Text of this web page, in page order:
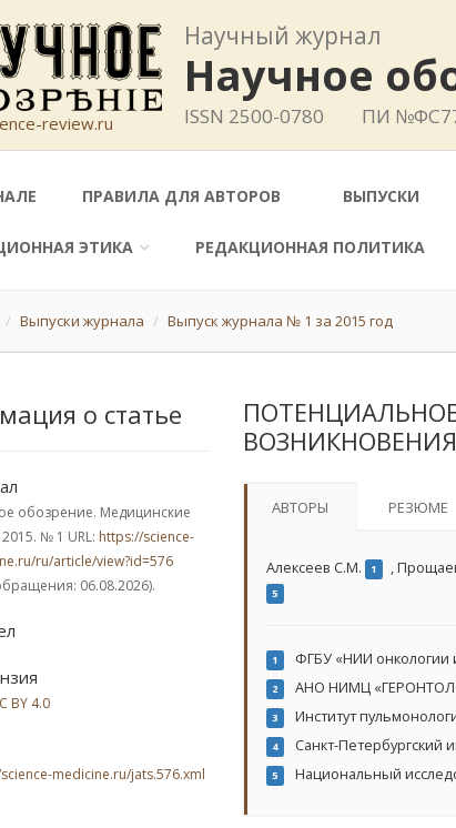
review.ru
Научный журнал
Научное
ISSN 2500-0780 ПИ
ПРАВИЛА ДЛЯ АВТОРОВ ВЫПУСКИ
ЭТИКА РЕДАКЦИОННАЯ ПОЛИТИКА
Выпуски журнала Выпуск журнала № 1 за 2015 год
о статье
обозрение. Медицинские
№ 1 URL: https://science-
ru/article/view?id=576
06.08.2026).
BY 4.0
medicine.ru/jats.576.xml
АВТОРЫ РЕЗЮМЕ
Алексеев С.М. 1 ,
5
1 ФГБУ «НИИ онкологии
2 АНО НИМЦ
3 Институт
4 Санкт-Петербургский
5 Национальный